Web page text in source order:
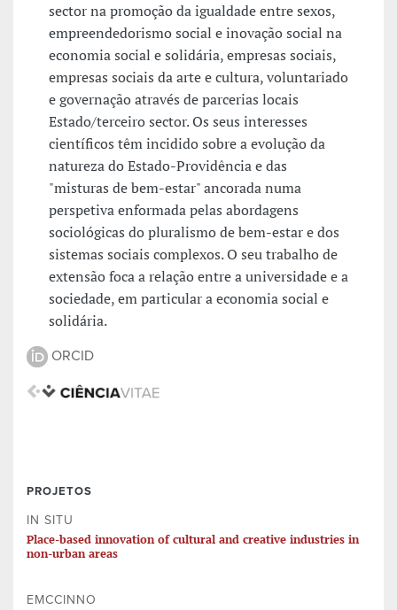
sector na promoção da igualdade entre sexos,
empreendedorismo social e inovação social na
economia social e solidária, empresas sociais,
empresas sociais da arte e cultura, voluntariado
e governação através de parcerias locais
Estado/terceiro sector. Os seus interesses
científicos têm incidido sobre a evolução da
natureza do Estado-Providência e das
"misturas de bem-estar" ancorada numa
perspetiva enformada pelas abordagens
sociológicas do pluralismo de bem-estar e dos
sistemas sociais complexos. O seu trabalho de
extensão foca a relação entre a universidade e a
sociedade, em particular a economia social e
solidária.
ORCID
PROJETOS
IN SITU
Place-based innovation of cultural and creative industries in
non-urban areas
EMCCINNO